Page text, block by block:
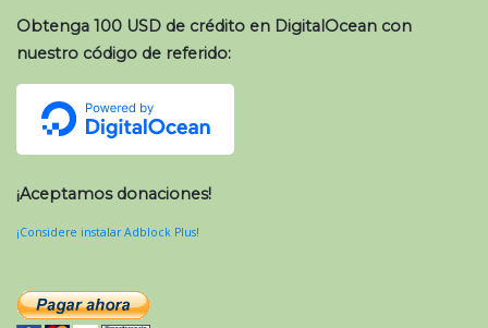
Obtenga 100 USD de crédito en DigitalOcean con
nuestro código de referido:
¡Aceptamos donaciones!
¡Considere instalar Adblock Plus!